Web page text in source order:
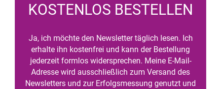
KOSTENLOS BESTELLEN
Ja, ich möchte den Newsletter täglich lesen. Ich
erhalte ihn kostenfrei und kann der Bestellung
jederzeit formlos widersprechen. Meine E-Mail-
Adresse wird ausschließlich zum Versand des
Newsletters und zur Erfolgsmessung genutzt und